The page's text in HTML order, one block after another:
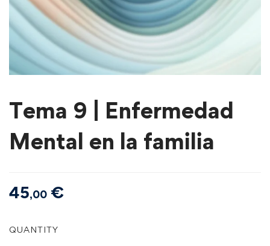
Tema 9 | Enfermedad
Mental en la familia
45,00 €
QUANTITY